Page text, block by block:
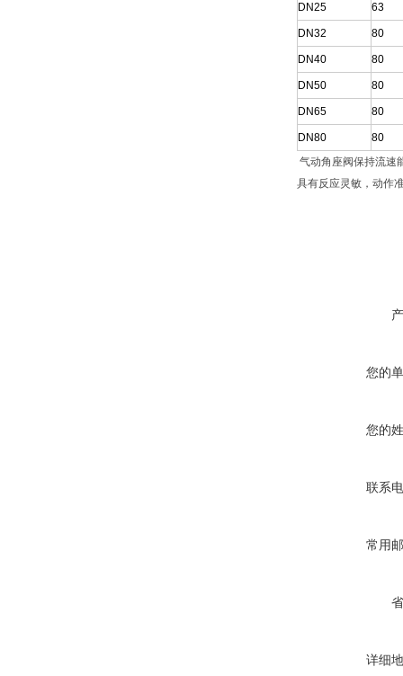
DN25 63
DN32 80
DN40 80
DN50 80
DN65 80
DN80
80
气动角座阀保持流速
具有反应灵敏，动作
您的
您的
联系
常用
详细